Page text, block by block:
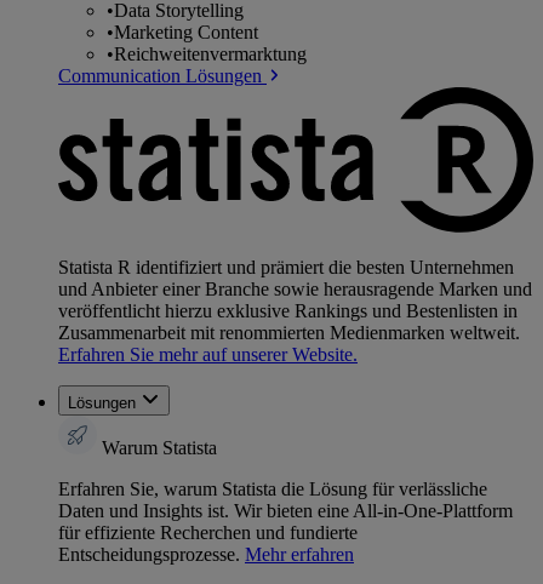
•Data Storytelling
•Marketing Content
•Reichweitenvermarktung
Communication Lösungen
Statista R identifiziert und prämiert die besten Unternehmen
und Anbieter einer Branche sowie herausragende Marken und
veröffentlicht hierzu exklusive Rankings und Bestenlisten in
Zusammenarbeit mit renommierten Medienmarken weltweit.
Erfahren Sie mehr auf unserer Website.
Lösungen
Warum Statista
Erfahren Sie, warum Statista die Lösung für verlässliche
Daten und Insights ist. Wir bieten eine All-in-One-Plattform
für effiziente Recherchen und fundierte
Entscheidungsprozesse. Mehr erfahren